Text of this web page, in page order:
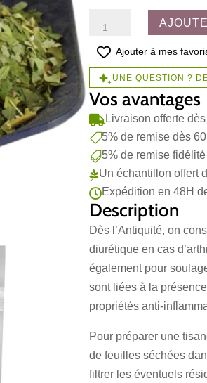
Tisane
Frêne
Ajouter à mes
UNE QUESTION ?
Vos avantages
Livraison offerte
5% de remise dès
5% de remise
Un échantillon offert
Expédition en 48H
Description
Dès l’Antiquité, on
diurétique en cas
également pour
sont liées à la
propriétés anti-
Pour préparer une
de feuilles séchées
filtrer les éventuels